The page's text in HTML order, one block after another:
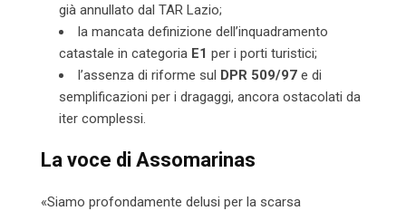
già annullato dal TAR Lazio;
la mancata definizione dell’inquadramento
catastale in categoria E1 per i porti turistici;
l’assenza di riforme sul DPR 509/97 e di
semplificazioni per i dragaggi, ancora ostacolati da
iter complessi.
La voce di Assomarinas
«Siamo profondamente delusi per la scarsa